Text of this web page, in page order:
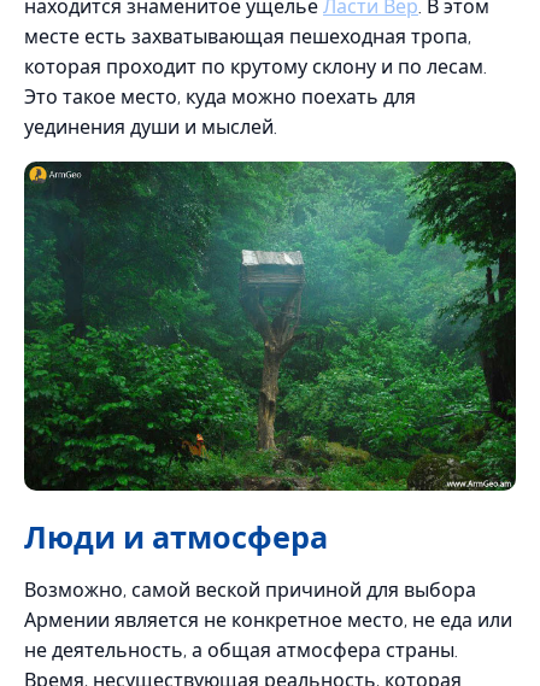
находится знаменитое ущелье Ласти Вер. В этом
месте есть захватывающая пешеходная тропа,
которая проходит по крутому склону и по лесам.
Это такое место, куда можно поехать для
уединения души и мыслей.
Люди и атмосфера
Возможно, самой веской причиной для выбора
Армении является не конкретное место, не еда или
не деятельность, а общая атмосфера страны.
Время, несуществующая реальность, которая